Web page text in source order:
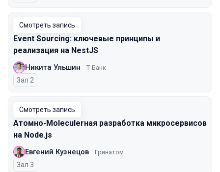
Смотреть запись
Event Sourcing: ключевые принципы и
реализация на NestJS
Никита Ульшин Т-Банк
Зал 2
Смотреть запись
Атомно-Moleculerная разработка микросервисов
на Node.js
Евгений Кузнецов Гринатом
Зал 3